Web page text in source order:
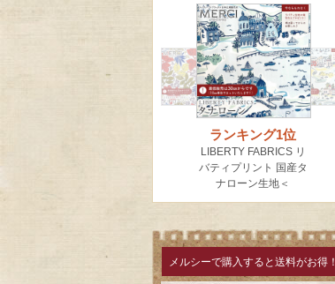
メルシーで購入すると送料がお得！